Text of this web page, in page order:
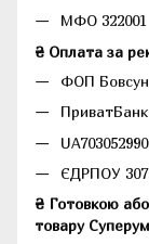
МФО 322001
₴ Оплата за
ФОП
ПриватБанк
ЄДРПОУ
₴ Готовкою
товару